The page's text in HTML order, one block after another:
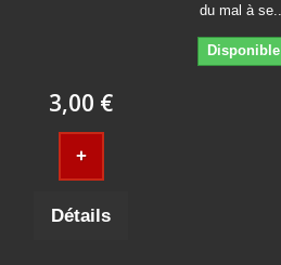
du mal à se...
Disponible
3,00 €
+
Détails